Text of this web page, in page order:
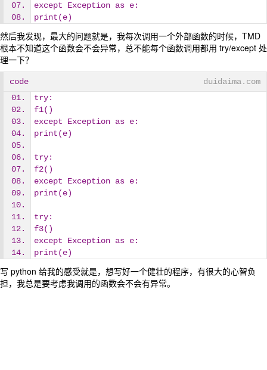
except Exception as e:
print(e)
然后我发现，最大的问题就是，我每次调用一个外部函数的时候，TMD
根本不知道这个函数会不会异常，总不能每个函数调用都用 try/except 处
理一下？
code
duidaima.com
try:
f1()
except Exception as e:
print(e)
try:
f2()
except Exception as e:
print(e)
try:
f3()
except Exception as e:
print(e)
写 python 给我的感受就是，想写好一个健壮的程序，有很大的心智负
担，我总是要考虑我调用的函数会不会有异常。